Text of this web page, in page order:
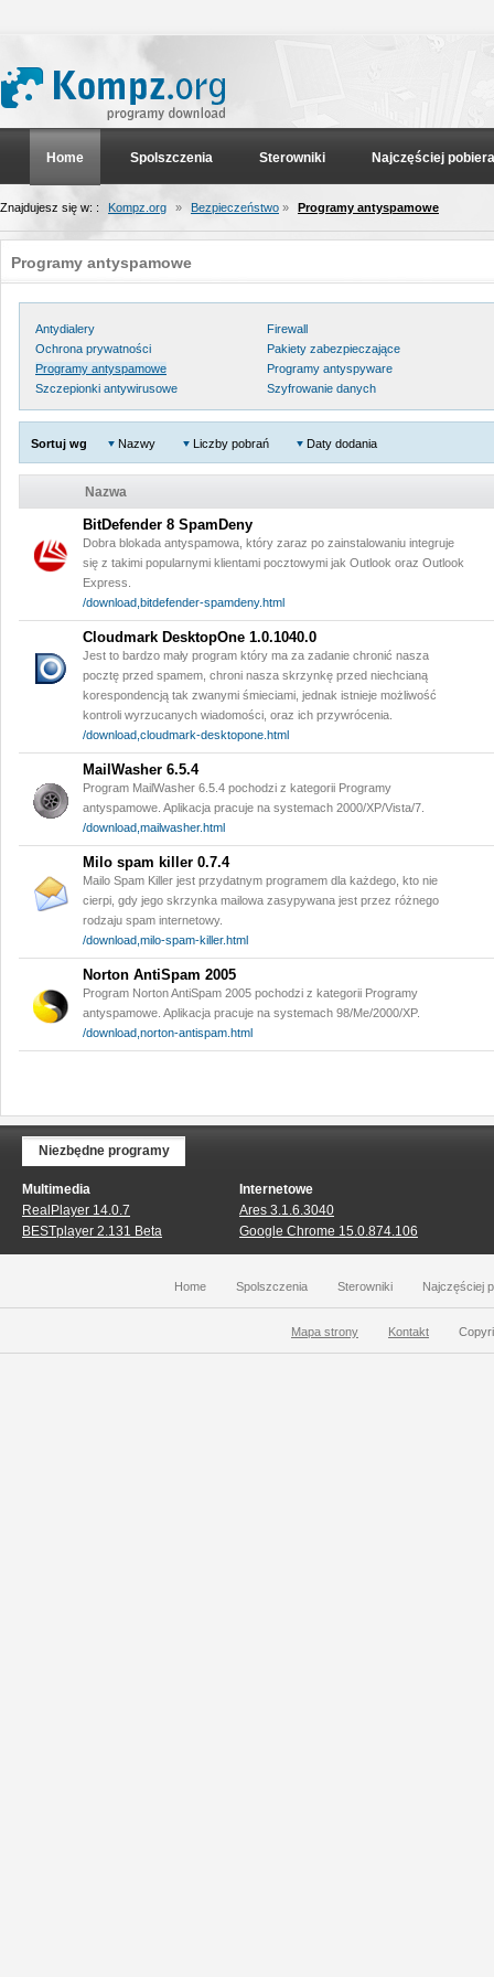
Home Spolszczenia Sterowniki Najczęściej
Znajdujesz się w: : Kompz.org » Bezpieczeństwo » Programy antyspamowe
Programy antyspamowe
Antydialery
Firewall
Ochrona prywatności
Pakiety zabezpieczające
Programy antyspamowe
Programy antyspyware
Szczepionki antywirusowe
Szyfrowanie danych
Sortuj wg Nazwy Liczby pobrań Daty dodania
Nazwa
BitDefender 8 SpamDeny
Dobra blokada antyspamowa, który zaraz po zainstalowaniu integruje
się z takimi popularnymi klientami pocztowymi jak Outlook oraz Outlook
Express.
/download,bitdefender-spamdeny.html
Cloudmark DesktopOne 1.0.1040.0
Jest to bardzo mały program który ma za zadanie chronić nasza
pocztę przed spamem, chroni nasza skrzynkę przed niechcianą
korespondencją tak zwanymi śmieciami, jednak istnieje możliwość
kontroli wyrzucanych wiadomości, oraz ich przywrócenia.
/download,cloudmark-desktopone.html
MailWasher 6.5.4
Program MailWasher 6.5.4 pochodzi z kategorii Programy
antyspamowe. Aplikacja pracuje na systemach 2000/XP/Vista/7.
/download,mailwasher.html
Milo spam killer 0.7.4
Mailo Spam Killer jest przydatnym programem dla każdego, kto nie
cierpi, gdy jego skrzynka mailowa zasypywana jest przez różnego
rodzaju spam internetowy.
/download,milo-spam-killer.html
Norton AntiSpam 2005
Program Norton AntiSpam 2005 pochodzi z kategorii Programy
antyspamowe. Aplikacja pracuje na systemach 98/Me/2000/XP.
/download,norton-antispam.html
Niezbędne programy
Multimedia
RealPlayer 14.0.7
BESTplayer 2.131 Beta
Internetowe
Ares 3.1.6.3040
Google Chrome 15.0.874.106
Home Spolszczenia Sterowniki Najczęściej
Mapa strony Kontakt